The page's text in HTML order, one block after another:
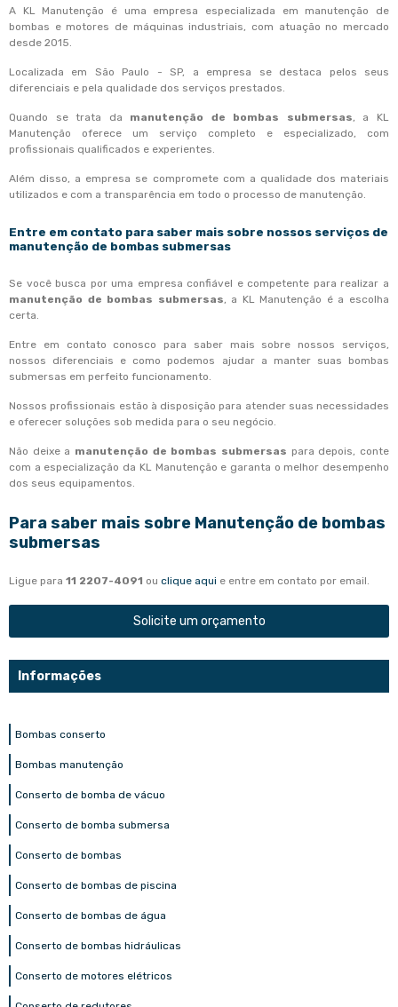
A KL Manutenção é uma empresa especializada em manutenção de
bombas e motores de máquinas industriais, com atuação no mercado
desde 2015.
Localizada em São Paulo - SP, a empresa se destaca pelos seus
diferenciais e pela qualidade dos serviços prestados.
Quando se trata da manutenção de bombas submersas , a KL
Manutenção oferece um serviço completo e especializado, com
profissionais qualificados e experientes.
Além disso, a empresa se compromete com a qualidade dos materiais
utilizados e com a transparência em todo o processo de manutenção.
Entre em contato para saber mais sobre nossos serviços de
manutenção de bombas submersas
Se você busca por uma empresa confiável e competente para realizar a
manutenção de bombas submersas , a KL Manutenção é a escolha
certa.
Entre em contato conosco para saber mais sobre nossos serviços,
nossos diferenciais e como podemos ajudar a manter suas bombas
submersas em perfeito funcionamento.
Nossos profissionais estão à disposição para atender suas necessidades
e oferecer soluções sob medida para o seu negócio.
Não deixe a manutenção de bombas submersas para depois, conte
com a especialização da KL Manutenção e garanta o melhor desempenho
dos seus equipamentos.
Para saber mais sobre Manutenção de bombas
submersas
Ligue para 11 2207-4091 ou clique aqui e entre em contato por email.
Solicite um orçamento
Informações
Bombas conserto
Bombas manutenção
Conserto de bomba de vácuo
Conserto de bomba submersa
Conserto de bombas
Conserto de bombas de piscina
Conserto de bombas de água
Conserto de bombas hidráulicas
Conserto de motores elétricos